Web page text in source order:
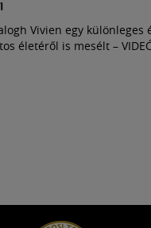
Vivien egy különleges
életéről is mesélt –